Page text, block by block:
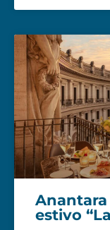
estivo